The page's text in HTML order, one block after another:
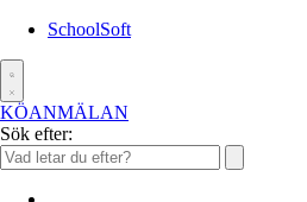
SchoolSoft
KÖANMÄLAN
Sök efter: